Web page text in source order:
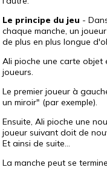
Le principe du jeu -
chaque manche, un
de plus en plus longue
Ali pioche une carte
joueurs.
Le premier joueur à
un miroir" (par exemple).
Ensuite, Ali pioche une
joueur suivant doit de
Et ainsi de suite...
La manche peut se